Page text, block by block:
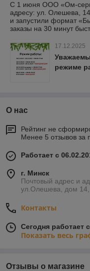
С 1 июня ООО «Ом-
адресу: ул. Олешева,
и запустили формат
заказы на 30 минут
17.12.2025
режиме
О нас
Рейтинг не
Менее 5 отзывов за
Работает с
г. Минск
Почтовый адрес и
ул.Олешева, дом
Контакты
Сегодня работает
Показать весь
Отзывы о магазине